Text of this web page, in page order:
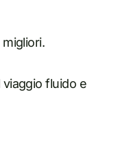
fluido e